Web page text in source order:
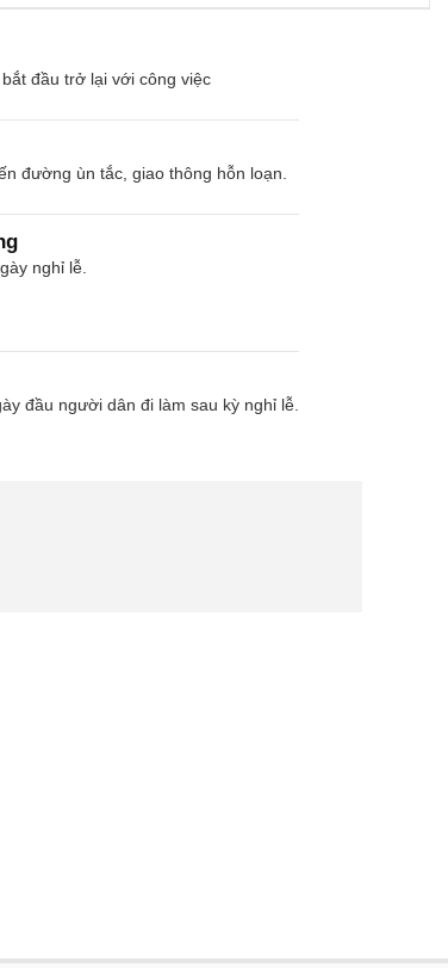
đầu trở lại với công việc
đường ùn tắc, giao thông hỗn loạn.
nghỉ lễ.
đầu người dân đi làm sau kỳ nghỉ lễ.